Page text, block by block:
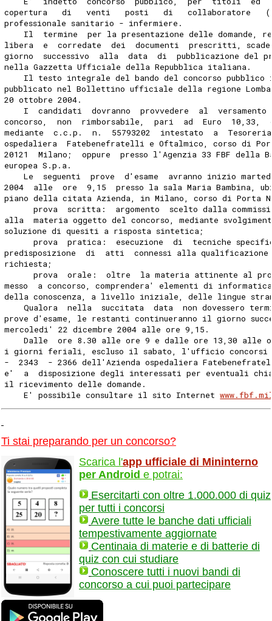
copertura   di   venti   posti   di   collaboratore
professionale sanitario - infermiere.
Il  termine  per la presentazione delle domande,
libera  e  corredate  dei  documenti  prescritti,
giorno  successivo  alla  data  di  pubblicazione del
nella Gazzetta Ufficiale della Repubblica italiana.
Il testo integrale del bando del concorso pubblico
pubblicato nel Bollettino ufficiale della regione
20 ottobre 2004.
I  candidati  dovranno  provvedere  al  versamento
concorso,  non  rimborsabile,  pari  ad  Euro  10,33,
mediante  c.c.p.  n.  55793202  intestato  a
ospedaliera  Fatebenefratelli e Oftalmico, corso di
20121  Milano;  oppure  presso l'Agenzia 33 FBF della
europea S.p.a.
Le  seguenti  prove  d'esame  avranno inizio
2004  alle  ore  9,15  presso la sala Maria Bambina,
piano della citata Azienda, in Milano, corso di Porta
prova  scritta:  argomento  scelto dalla
alla  materia oggetto del concorso, mediante
soluzione di quesiti a risposta sintetica;
prova  pratica:  esecuzione  di  tecniche
predisposizione  di  atti  connessi alla qualificazione
richiesta;
prova  orale:  oltre  la materia attinente al
messo  a concorso, comprendera' elementi di
della conoscenza, a livello iniziale, delle lingue
Qualora  nella  succitata  data  non dovessero
prove d'esame, le restanti continueranno il giorno
mercoledi' 22 dicembre 2004 alle ore 9,15.
Dalle  ore 8.30 alle ore 9 e dalle ore 13,30 alle
i giorni feriali, escluso il sabato, l'ufficio concorsi -
-  2343  - 2366 dell'Azienda ospedaliera
e'  a  disposizione degli interessati per eventuali
il ricevimento delle domande.
    E' possibile consultare il sito Internet
Ti stai preparando per un concorso?
Scarica l'app ufficiale di Mininterno
per Android e potrai:
Esercitarti con oltre 1.000.000 di quiz
per tutti i concorsi
Avere tutte le banche dati ufficiali
tempestivamente aggiornate
Centinaia di materie e di batterie di
quiz con cui studiare
Conoscere tutti i nuovi bandi di
concorso a cui puoi partecipare